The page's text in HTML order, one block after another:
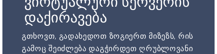
დაქირავება
გთხოვთ, გადახედოთ ზოგიერთ მიზეზს, რის
გამოც შეიძლება დაგჭირდეთ ღრუბლოვანი